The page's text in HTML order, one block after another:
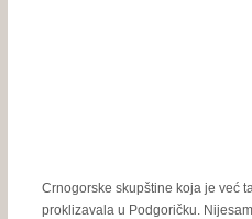
Crnogorske skupštine koja je već
proklizavala u Podgoričku.